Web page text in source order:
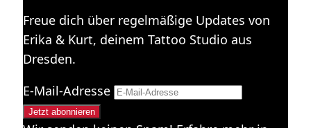
Freue dich über regelmäßige Updates von
Erika & Kurt, deinem Tattoo Studio aus
Dresden.
E-Mail-Adresse